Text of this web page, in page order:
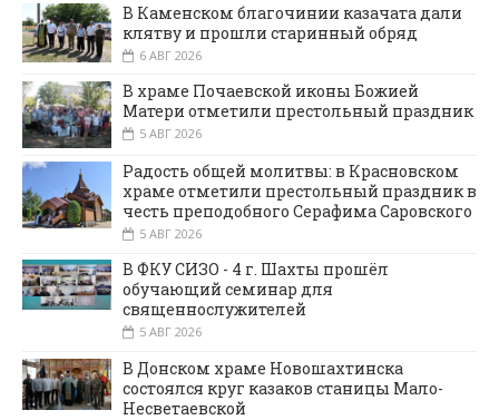
В Каменском благочинии казачата дали
клятву и прошли старинный обряд
6 АВГ 2026
В храме Почаевской иконы Божией
Матери отметили престольный праздник
5 АВГ 2026
Радость общей молитвы: в Красновском
храме отметили престольный праздник в
честь преподобного Серафима Саровского
5 АВГ 2026
В ФКУ СИЗО - 4 г. Шахты прошёл
обучающий семинар для
священнослужителей
5 АВГ 2026
В Донском храме Новошахтинска
состоялся круг казаков станицы Мало-
Несветаевской